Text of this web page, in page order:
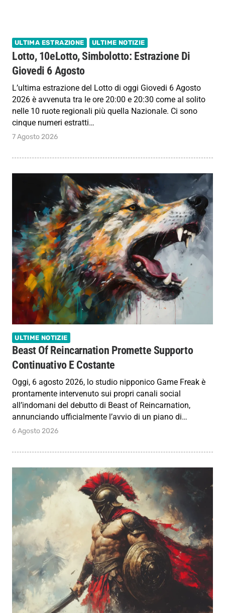
ULTIMA ESTRAZIONE ULTIME NOTIZIE
Lotto, 10eLotto, Simbolotto: Estrazione Di
Giovedi 6 Agosto
L’ultima estrazione del Lotto di oggi Giovedi 6 Agosto
2026 è avvenuta tra le ore 20:00 e 20:30 come al solito
nelle 10 ruote regionali più quella Nazionale. Ci sono
cinque numeri estratti…
7 Agosto 2026
ULTIME NOTIZIE
Beast Of Reincarnation Promette Supporto
Continuativo E Costante
Oggi, 6 agosto 2026, lo studio nipponico Game Freak è
prontamente intervenuto sui propri canali social
all’indomani del debutto di Beast of Reincarnation,
annunciando ufficialmente l’avvio di un piano di…
6 Agosto 2026